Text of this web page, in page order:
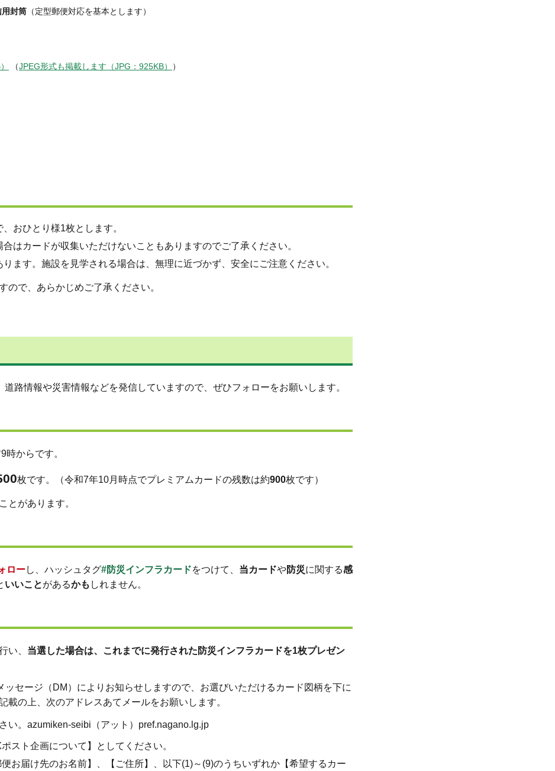
用封筒 （定型郵便対応を基本とします）
（JPEG形式も掲載します（JPG：925KB） ）
おひとり様1枚とします。
はカードが収集いただけないこともありますのでご了承ください。
ます。施設を見学される場合は、無理に近づかず、安全にご注意ください。
で、あらかじめご了承ください。
道路情報や災害情報などを発信していますので、ぜひフォローをお願いします。
からです。
枚です。（令和7年10月時点でプレミアムカードの残数は約900枚です）
とがあります。
ローし、ハッシュタグ#防災インフラカードをつけて、 当カードや防災に関する感
いいことがあるかも しれません。
い、 当選した場合は、これまでに発行された防災インフラカードを1枚プレゼン
セージ（DM）によりお知らせしますので、お選びいただけるカード図柄を下に
の上、次のアドレスあてメールをお願いします。
い。azumiken-seibi（アット）pref.nagano.lg.jp
スト企画について】としてください。
お届け先のお名前】、【ご住所】、以下(1)～(9)のうちいずれか【希望するカー